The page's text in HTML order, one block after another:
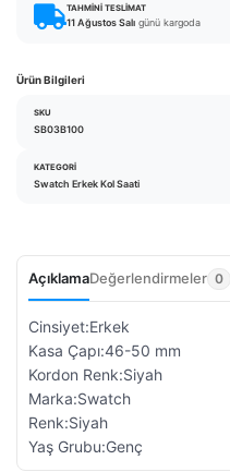
TAHMINI TESLIMAT
11 Ağustos Salı günü kargoda
Ürün Bilgileri
SKU
SB03B100
KATEGORI
Swatch Erkek Kol Saati
AçıklamaDeğerlendirmeler 0
Cinsiyet:Erkek
Kasa Çapı:46-50 mm
Kordon Renk:Siyah
Marka:Swatch
Renk:Siyah
Yaş Grubu:Genç